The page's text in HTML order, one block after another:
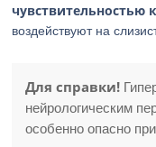
чувствительностью
воздействуют на
Для справки!
нейрологическим
особенно опасно